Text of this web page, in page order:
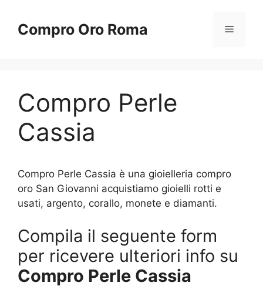
contenuto
Compro Oro Roma Menu
Compro Perle
Cassia
Compro Perle Cassia è una gioielleria compro
oro San Giovanni acquistiamo gioielli rotti e
usati, argento, corallo, monete e diamanti.
Compila il seguente form
per ricevere ulteriori info su
Compro Perle Cassia